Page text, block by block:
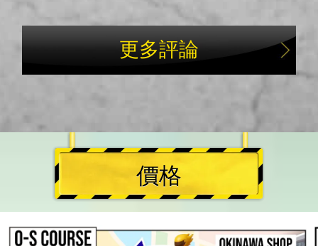
更多評論
價格